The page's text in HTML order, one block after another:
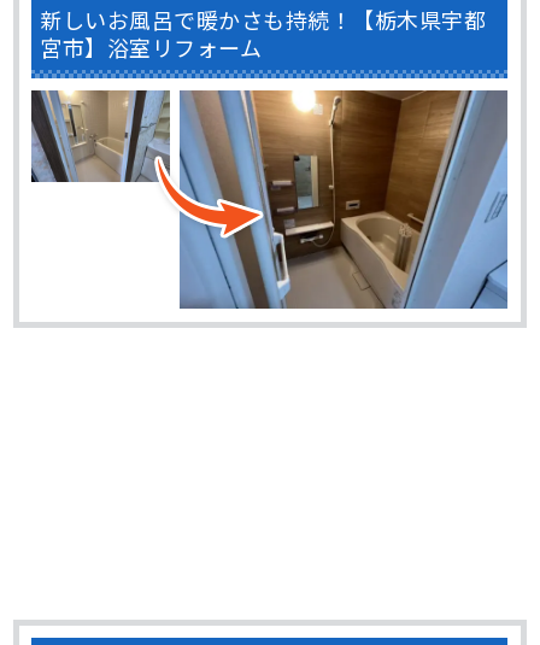
新しいお風呂で暖かさも持続！【栃木県宇都
宮市】浴室リフォーム